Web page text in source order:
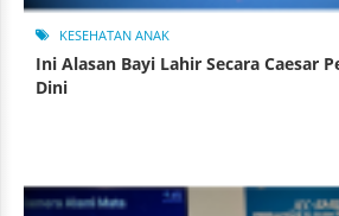
KESEHATAN ANAK
Ini Alasan Bayi Lahir Secara Caesar
Dini